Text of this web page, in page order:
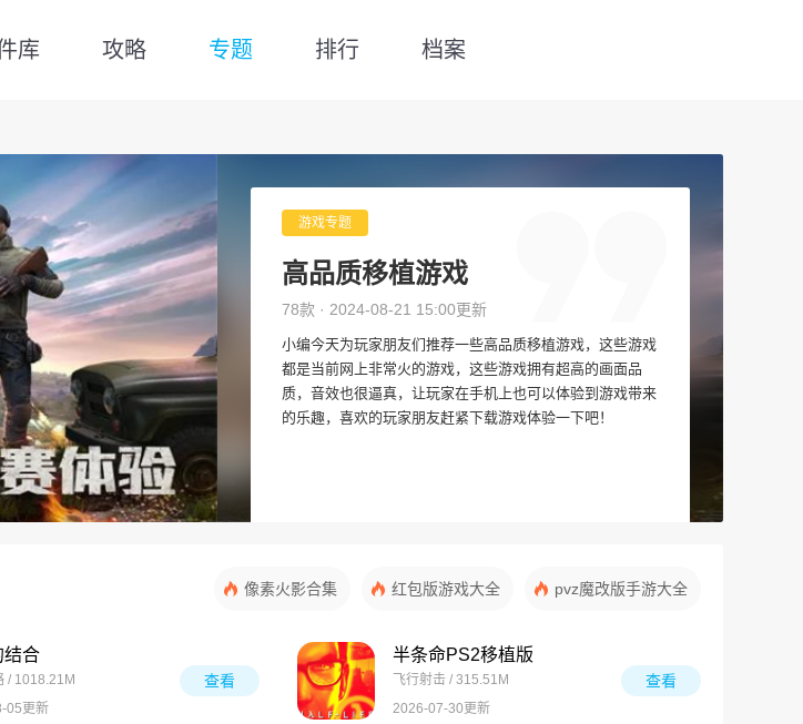
库 攻略 专题 排行 档案
游戏专题
高品质移植游戏
78款 · 2024-08-21 15:00更新
小编今天为玩家朋友们推荐一些高品质移植游戏，这些游戏
都是当前网上非常火的游戏，这些游戏拥有超高的画面品
质，音效也很逼真，让玩家在手机上也可以体验到游戏带来
的乐趣，喜欢的玩家朋友赶紧下载游戏体验一下吧！
像素火影合集 红包版游戏大全 pvz魔改版手游大全
结合
/ 1018.21M
05更新
查看
半条命PS2移植版
飞行射击 / 315.51M
2026-07-30更新
查看